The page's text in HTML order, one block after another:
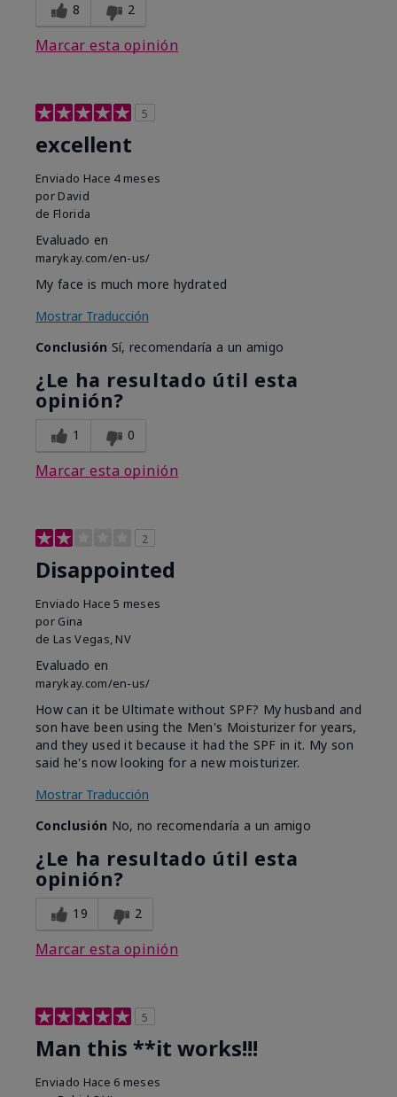
8 2
Marcar esta opinión
5
excellent
Enviado Hace 4 meses
por David
de Florida
Evaluado en
marykay.com/en-us/
My face is much more hydrated
Mostrar Traducción
Conclusión Sí, recomendaría a un amigo
¿Le ha resultado útil esta
opinión?
1 0
Marcar esta opinión
2
Disappointed
Enviado Hace 5 meses
por Gina
de Las Vegas, NV
Evaluado en
marykay.com/en-us/
How can it be Ultimate without SPF? My husband and
son have been using the Men's Moisturizer for years,
and they used it because it had the SPF in it. My son
said he's now looking for a new moisturizer.
Mostrar Traducción
Conclusión No, no recomendaría a un amigo
¿Le ha resultado útil esta
opinión?
19 2
Marcar esta opinión
5
Man this **it works!!!
Enviado Hace 6 meses